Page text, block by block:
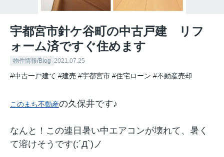
宇都宮市針ケ谷町の中古戸建 リフ
ォーム済ですぐ住めます
物件情報/Blog 2021.07.25
#中古一戸建て #建売 #宇都宮市 #住宅ローン #不動産売却
このまち不動産の久保井です♪
なんと！この連日暑い中エアコンが壊れて、暑く
て溶けそうです(;´Д`)ノ